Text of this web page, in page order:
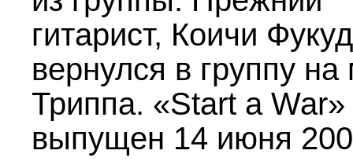
гитарист, Коичи
вернулся в группу на
Триппа. «Start a
выпущен 14 июня